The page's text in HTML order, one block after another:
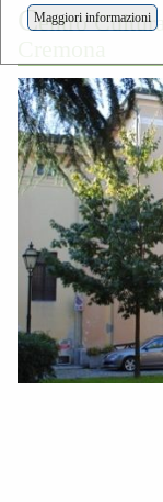
Centro
Maggiori informazioni